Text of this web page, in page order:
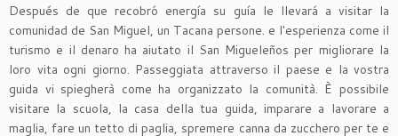
Después de que recobró energía su guía le llevará a visitar la
comunidad de San Miguel, un Tacana persone. e l'esperienza come il
turismo e il denaro ha aiutato il San Migueleños per migliorare la
loro vita ogni giorno. Passeggiata attraverso il paese e la vostra
guida vi spiegherà come ha organizzato la comunità. È possibile
visitare la scuola, la casa della tua guida, imparare a lavorare a
maglia, fare un tetto di paglia, spremere canna da zucchero per te e